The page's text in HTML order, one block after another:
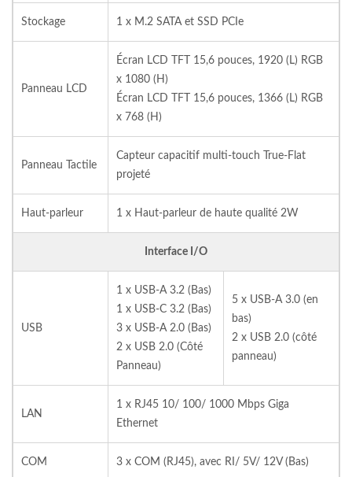
Stockage 1 x M.2 SATA et SSD PCIe
Panneau LCD
Écran LCD TFT 15,6 pouces, 1920 (L) RGB
x 1080 (H)
Écran LCD TFT 15,6 pouces, 1366 (L) RGB
x 768 (H)
Panneau Tactile
Capteur capacitif multi-touch True-Flat
projeté
Haut-parleur 1 x Haut-parleur de haute qualité 2W
Interface I/O
USB
1 x USB-A 3.2 (Bas)
1 x USB-C 3.2 (Bas)
3 x USB-A 2.0 (Bas)
2 x USB 2.0 (Côté
Panneau)
5 x USB-A 3.0 (en
bas)
2 x USB 2.0 (côté
panneau)
LAN
1 x RJ45 10/ 100/ 1000 Mbps Giga
Ethernet
COM 3 x COM (RJ45), avec RI/ 5V/ 12V (Bas)